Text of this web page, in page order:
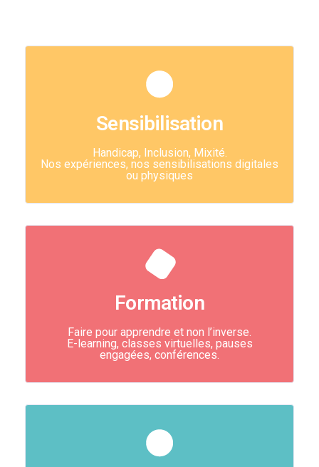
Sensibilisation
Handicap, Inclusion, Mixité.
Nos expériences, nos sensibilisations digitales
ou physiques
Formation
Faire pour apprendre et non l’inverse.
E-learning, classes virtuelles, pauses
engagées, conférences.